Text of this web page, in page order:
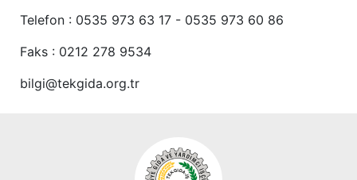
Telefon : 0535 973 63 17 - 0535 973 60 86
Faks : 0212 278 9534
bilgi@tekgida.org.tr